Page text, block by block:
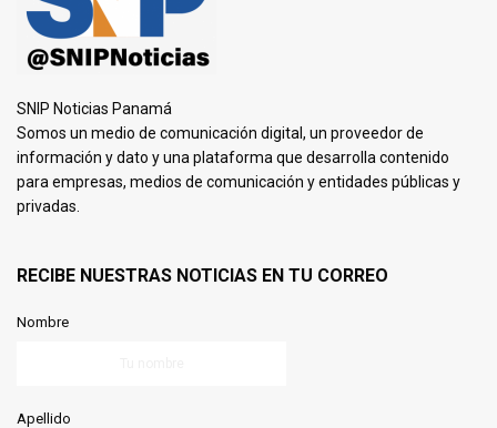
SNIP Noticias Panamá
Somos un medio de comunicación digital, un proveedor de
información y dato y una plataforma que desarrolla contenido
para empresas, medios de comunicación y entidades públicas y
privadas.
RECIBE NUESTRAS NOTICIAS EN TU CORREO
Nombre
Apellido